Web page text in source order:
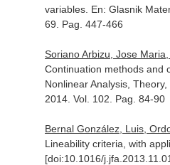
variables. En: Glasnik
69. Pag. 447-466
Soriano Arbizu, Jose
Continuation methods and
Nonlinear Analysis,
2014. Vol. 102. Pag. 84-90
Bernal González, Luis,
Lineability criteria, with
[doi:10.1016/